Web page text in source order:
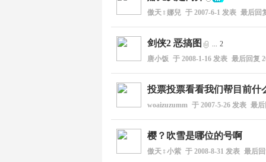
傲天♀娜兒 于 2007-6-1 发表 最后回
剑侠2 恶搞图 ... 2
唐小饭 于 2008-1-16 发表 最后回复
投票投票看看我们帮目前什
woaizuzumm 于 2007-5-26 发表 最
樱？吹雪是哪位的号啊
傲天♀小紫 于 2008-8-31 发表 最后